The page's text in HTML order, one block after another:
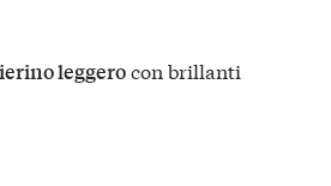
leggerocon brillanti